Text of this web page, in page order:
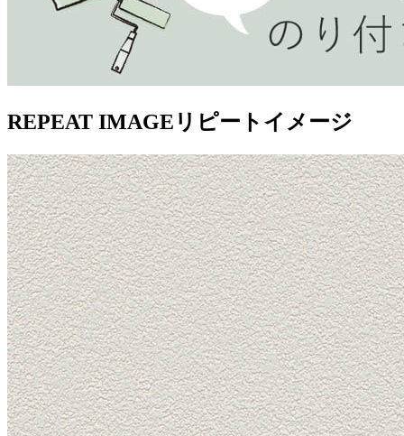
REPEAT IMAGE リピートイメージ